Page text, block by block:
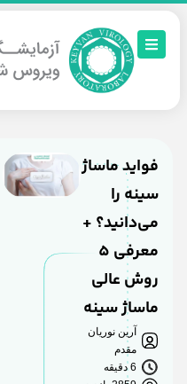
فواید ماساژ
سینه را
می‌دانید؟ +
معرفی 5
روش عالی
ماساژ سینه
آرین نوریان
مقدم
6 دقیقه